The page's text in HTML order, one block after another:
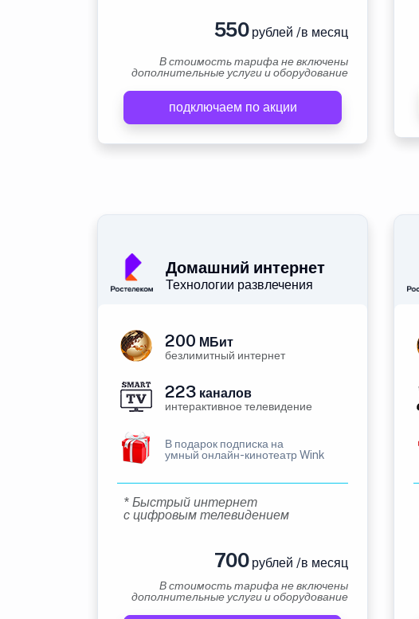
550рублей /в месяц
В стоимость тарифа не включены
дополнительные услуги и оборудование
подключаем по акции
Домашний интернет
Технологии развлечения
200 МБит
безлимитный интернет
223 каналов
интерактивное телевидение
В подарок подписка на
умный онлайн-кинотеатр Wink
* Быстрый интернет
с цифровым телевидением
700рублей /в месяц
В стоимость тарифа не включены
дополнительные услуги и оборудование